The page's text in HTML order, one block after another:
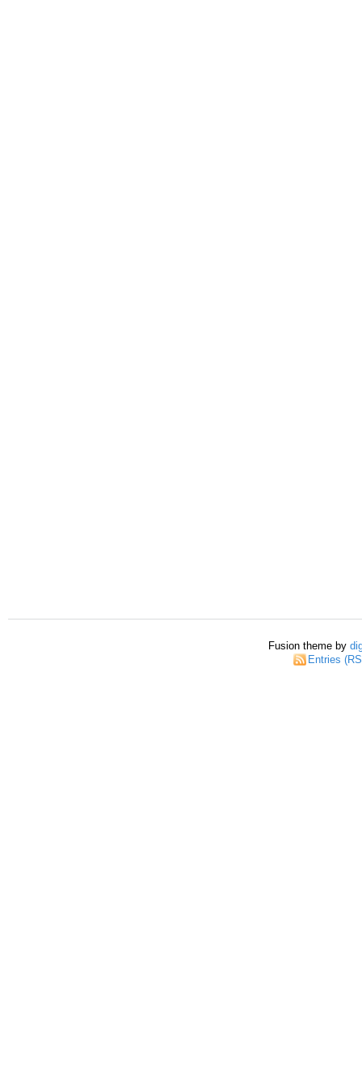
Fusion theme by
Entries